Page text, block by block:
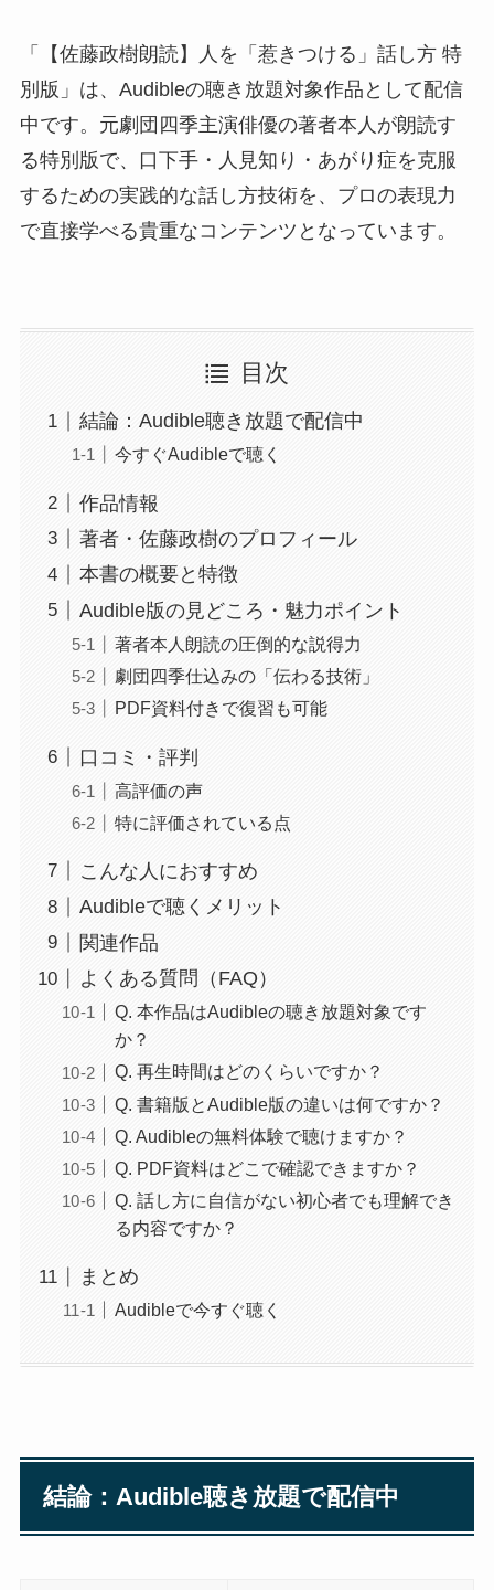
「【佐藤政樹朗読】人を「惹きつける」話し方 特
別版」は、Audibleの聴き放題対象作品として配信
中です。元劇団四季主演俳優の著者本人が朗読す
る特別版で、口下手・人見知り・あがり症を克服
するための実践的な話し方技術を、プロの表現力
で直接学べる貴重なコンテンツとなっています。
目次
結論：Audible聴き放題で配信中
今すぐAudibleで聴く
作品情報
著者・佐藤政樹のプロフィール
本書の概要と特徴
Audible版の見どころ・魅力ポイント
著者本人朗読の圧倒的な説得力
劇団四季仕込みの「伝わる技術」
PDF資料付きで復習も可能
口コミ・評判
高評価の声
特に評価されている点
こんな人におすすめ
Audibleで聴くメリット
関連作品
よくある質問（FAQ）
Q. 本作品はAudibleの聴き放題対象です
か？
Q. 再生時間はどのくらいですか？
Q. 書籍版とAudible版の違いは何ですか？
Q. Audibleの無料体験で聴けますか？
Q. PDF資料はどこで確認できますか？
Q. 話し方に自信がない初心者でも理解でき
る内容ですか？
まとめ
Audibleで今すぐ聴く
結論：Audible聴き放題で配信中